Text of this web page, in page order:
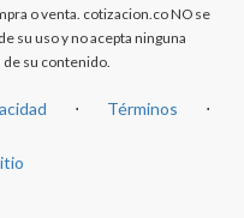
o venta. cotizacion.co NO se
su uso y no acepta ninguna
su contenido.
⋅ Términos ⋅